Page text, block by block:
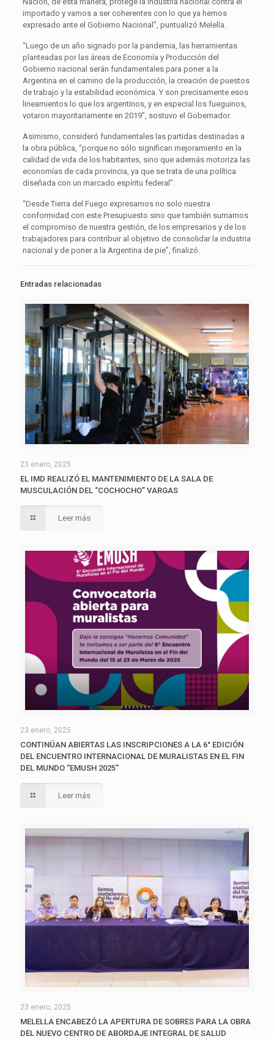
importado y vamos a ser coherentes con lo que ya hemos
expresado ante el Gobierno Nacional”, puntualizó Melella.
“Luego de un año signado por la pandemia, las herramientas
planteadas por las áreas de Economía y Producción del
Gobierno nacional serán fundamentales para poner a la
Argentina en el camino de la producción, la creación de puestos
de trabajo y la estabilidad económica. Y son precisamente esos
lineamientos lo que los argentinos, y en especial los fueguinos,
votaron mayoritariamente en 2019”, sostuvo el Gobernador.
Asimismo, consideró fundamentales las partidas destinadas a
la obra pública, “porque no sólo significan mejoramiento en la
calidad de vida de los habitantes, sino que además motoriza las
economías de cada provincia, ya que se trata de una política
diseñada con un marcado espíritu federal”.
“Desde Tierra del Fuego expresamos no solo nuestra
conformidad con este Presupuesto sino que también sumamos
el compromiso de nuestra gestión, de los empresarios y de los
trabajadores para contribuir al objetivo de consolidar la industria
nacional y de poner a la Argentina de pie”, finalizó.
Entradas relacionadas
23 enero, 2025
EL IMD REALIZÓ EL MANTENIMIENTO DE LA SALA DE
MUSCULACIÓN DEL “COCHOCHO” VARGAS
Leer más
23 enero, 2025
CONTINÚAN ABIERTAS LAS INSCRIPCIONES A LA 6° EDICIÓN
DEL ENCUENTRO INTERNACIONAL DE MURALISTAS EN EL FIN
DEL MUNDO “EMUSH 2025”
Leer más
23 enero, 2025
MELELLA ENCABEZÓ LA APERTURA DE SOBRES PARA LA OBRA
DEL NUEVO CENTRO DE ABORDAJE INTEGRAL DE SALUD